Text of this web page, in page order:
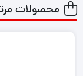
محصولات